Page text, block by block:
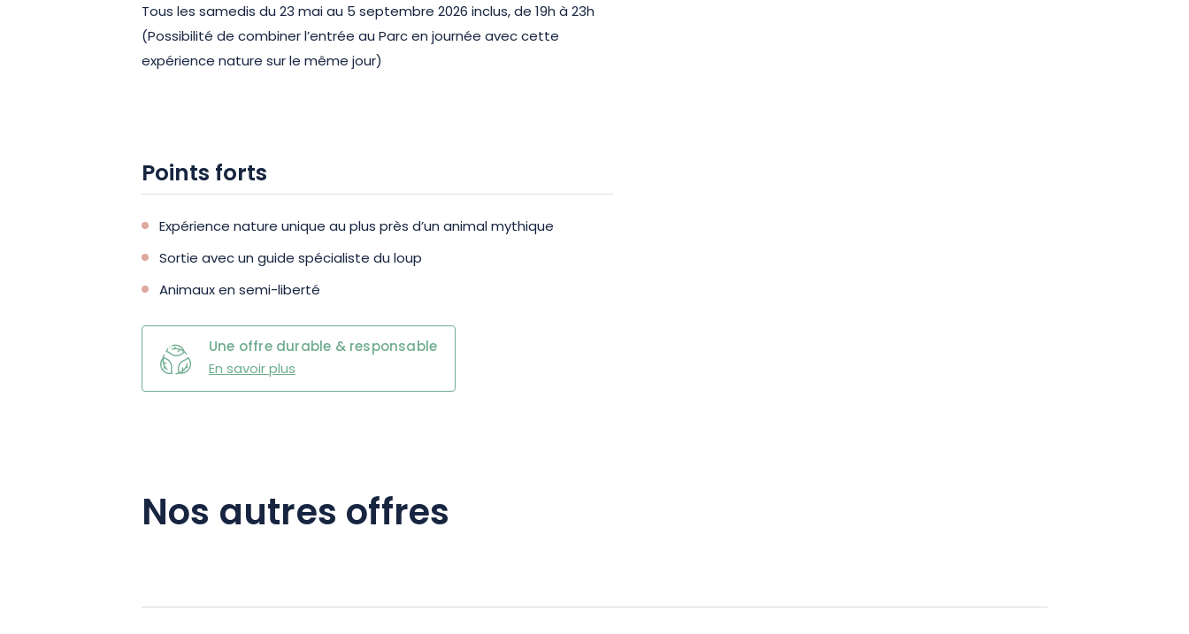
Tous les samedis du 23 mai au 5 septembre 2026 inclus, de 19h à 23h
(Possibilité de combiner l’entrée au Parc en journée avec cette
expérience nature sur le même jour)
Points forts
Expérience nature unique au plus près d’un animal mythique
Sortie avec un guide spécialiste du loup
Animaux en semi-liberté
Une offre durable & responsable
En savoir plus
Nos autres offres